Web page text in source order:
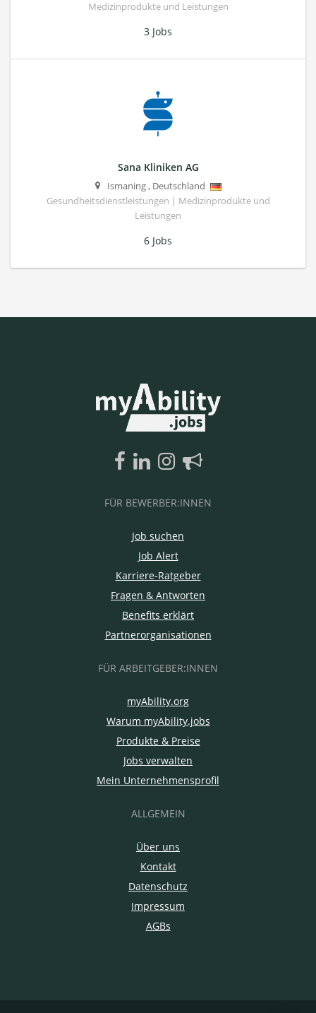
Medizinprodukte und Leistungen
3 Jobs
Sana Kliniken AG
Ismaning, Deutschland
Gesundheitsdienstleistungen | Medizinprodukte und
Leistungen
6 Jobs
FÜR BEWERBER:INNEN
Job suchen
Job Alert
Karriere-Ratgeber
Fragen & Antworten
Benefits erklärt
Partnerorganisationen
FÜR ARBEITGEBER:INNEN
myAbility.org
Warum myAbility.jobs
Produkte & Preise
Jobs verwalten
Mein Unternehmensprofil
ALLGEMEIN
Über uns
Kontakt
Datenschutz
Impressum
AGBs